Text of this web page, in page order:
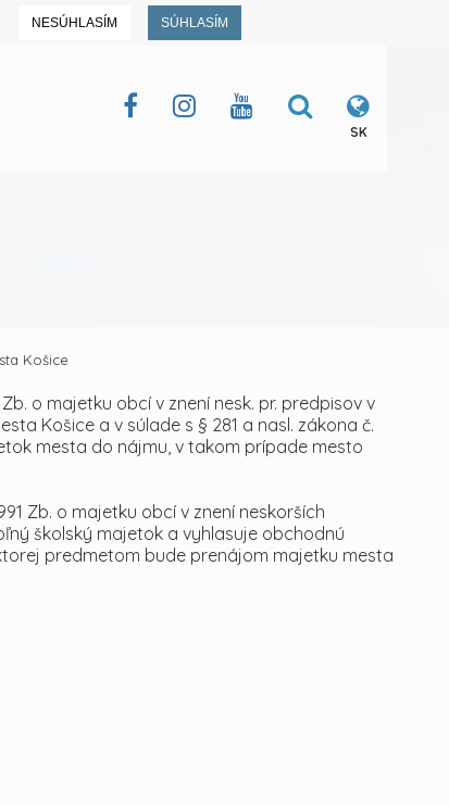
NESÚHLASÍM SÚHLASÍM
SK
Košice
o majetku obcí v znení nesk. pr. predpisov v
Košice a v súlade s § 281 a nasl. zákona č.
mesta do nájmu, v takom prípade mesto
Zb. o majetku obcí v znení neskorších
školský majetok a vyhlasuje obchodnú
predmetom bude prenájom majetku mesta